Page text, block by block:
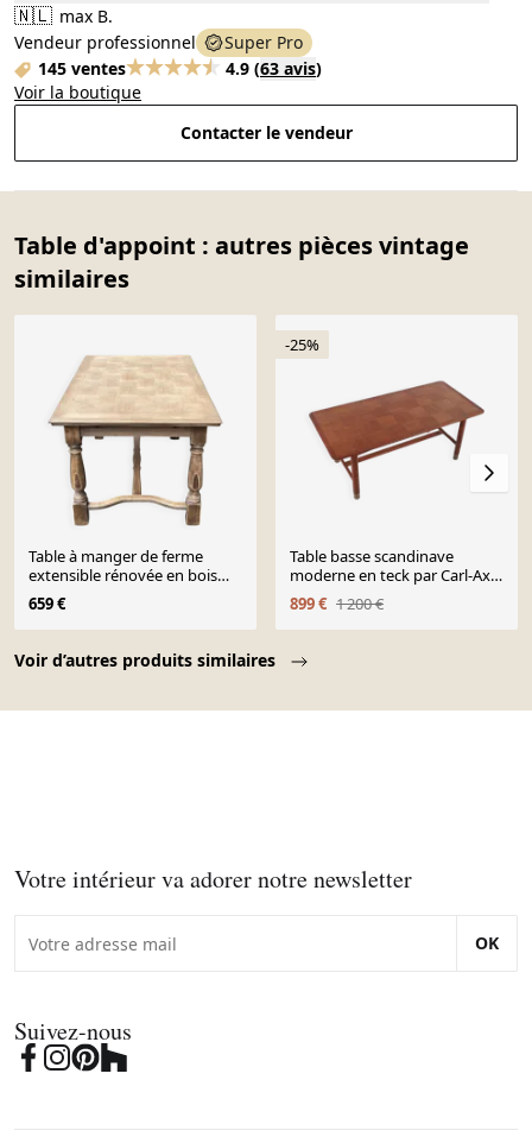
🇳🇱 max B.
Vendeur professionnel
Super Pro
145 ventes
4.9 (63 avis)
Voir la boutique
Contacter le vendeur
Table d'appoint : autres pièces vintage
similaires
Voir d’autres produits similaires
Table à manger de ferme
extensible rénovée en bois
260cm du 19ème
659 €
-25%
Table basse scandinave
moderne en teck par Carl-Axel
Acking, Suède des années
1960
899 € 1 200 €
Votre intérieur va adorer notre newsletter
OK
Suivez-nous